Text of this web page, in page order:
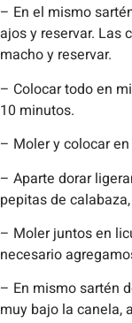
– En el mismo
ajos y reservar. Las
macho y reservar.
– Colocar todo en
10 minutos.
– Moler y colocar
– Aparte dorar
pepitas de
– Moler juntos en
necesario
– En mismo sartén
muy bajo la canela,